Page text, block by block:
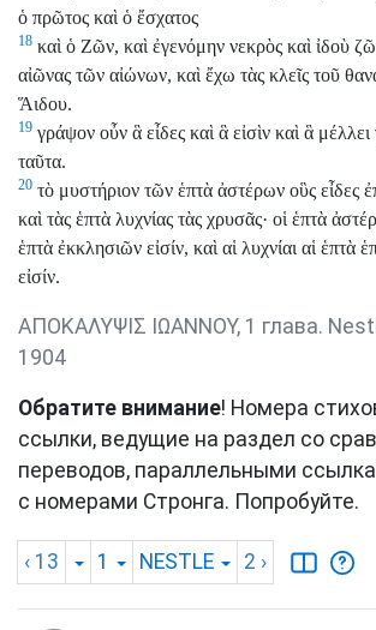
ὁ πρῶτος καὶ ὁ ἔσχατος
18 καὶ ὁ Ζῶν, καὶ ἐγενόμην νεκρὸς καὶ ἰδοὺ
αἰῶνας τῶν αἰώνων, καὶ ἔχω τὰς κλεῖς τοῦ
Ἅιδου.
19 γράψον οὖν ἃ εἶδες καὶ ἃ εἰσὶν καὶ ἃ
ταῦτα.
20 τὸ μυστήριον τῶν ἑπτὰ ἀστέρων οὓς εἶδες
καὶ τὰς ἑπτὰ λυχνίας τὰς χρυσᾶς· οἱ ἑπτὰ
ἑπτὰ ἐκκλησιῶν εἰσίν, καὶ αἱ λυχνίαι αἱ ἑπτὰ
εἰσίν.
ΑΠΟΚΑΛΥΨΙΣ ΙΩΑΝΝΟΥ, 1 глава.
1904
Обратите внимание! Номера
ссылки, ведущие на раздел со
переводов, параллельными
с номерами Стронга. Попробуйте.
‹ 13 1 NESTLE 2 ›